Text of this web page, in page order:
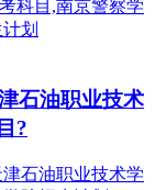
石油职业技术
?